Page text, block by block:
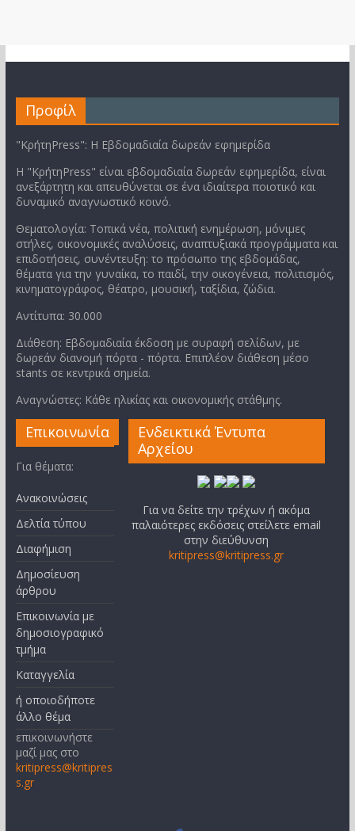
Προφίλ
"ΚρήτηPress": Η Εβδομαδιαία δωρεάν εφημερίδα
Η "ΚρήτηPress" είναι εβδομαδιαία δωρεάν εφημερίδα, είναι
ανεξάρτητη και απευθύνεται σε ένα ιδιαίτερα ποιοτικό και
δυναμικό αναγνωστικό κοινό.
Θεματολογία: Τοπικά νέα, πολιτική ενημέρωση, μόνιμες
στήλες, οικονομικές αναλύσεις, αναπτυξιακά προγράμματα και
επιδοτήσεις, συνέντευξη: το πρόσωπο της εβδομάδας,
θέματα για την γυναίκα, το παιδί, την οικογένεια, πολιτισμός,
κινηματογράφος, θέατρο, μουσική, ταξίδια, ζώδια.
Αντίτυπα: 30.000
Διάθεση: Εβδομαδιαία έκδοση με συραφή σελίδων, με
δωρεάν διανομή πόρτα - πόρτα. Επιπλέον διάθεση μέσο
stants σε κεντρικά σημεία.
Αναγνώστες: Κάθε ηλικίας και οικονομικής στάθμης.
Επικοινωνία
Για θέματα:
Ανακοινώσεις
Δελτία τύπου
Διαφήμιση
Δημοσίευση
άρθρου
Επικοινωνία με
δημοσιογραφικό
τμήμα
Καταγγελία
ή οποιοδήποτε
άλλο θέμα
επικοινωνήστε
μαζί μας στο
kritipress@kritipres
s.gr
Ενδεικτικά Έντυπα
Αρχείου
Για να δείτε την τρέχων ή ακόμα
παλαιότερες εκδόσεις στείλετε email
στην διεύθυνση
kritipress@kritipress.gr